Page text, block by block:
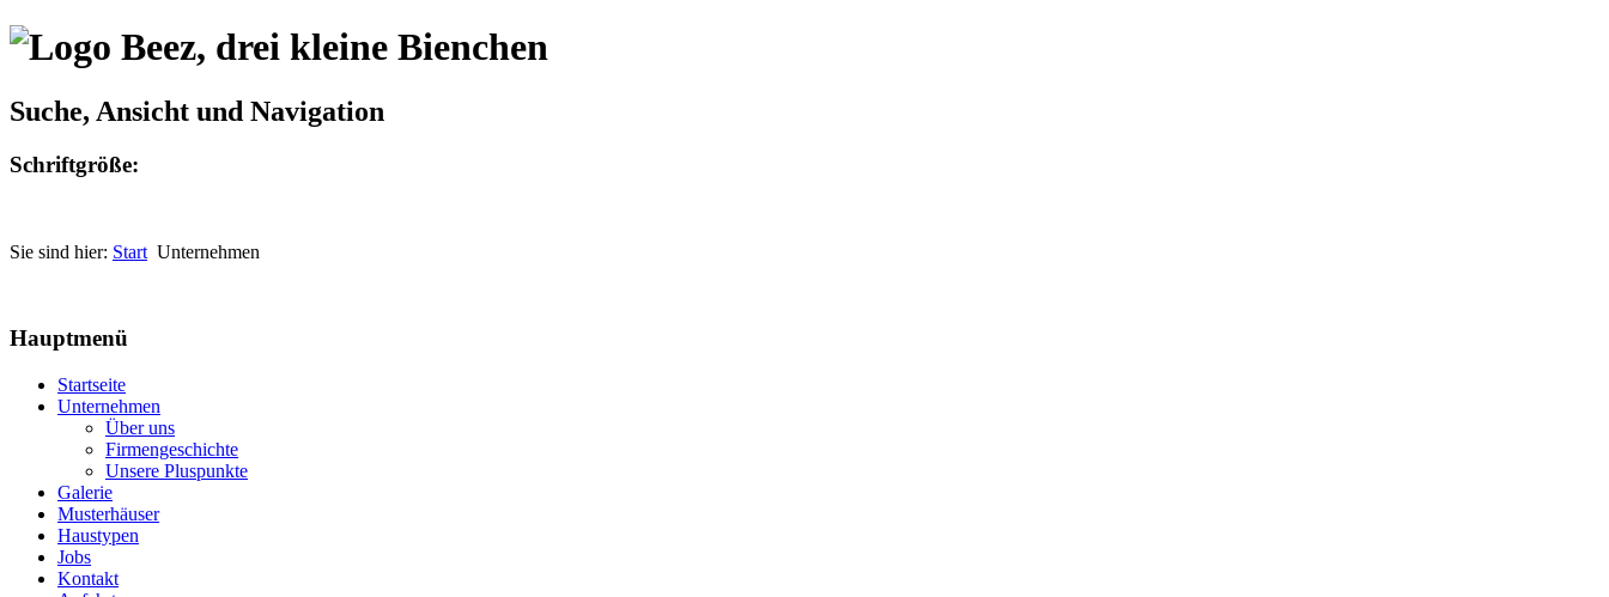
Suche, Ansicht und Navigation
Schriftgröße:
Sie sind hier: Start Unternehmen
Hauptmenü
Startseite
Unternehmen
Über uns
Firmengeschichte
Unsere Pluspunkte
Galerie
Musterhäuser
Haustypen
Jobs
Kontakt